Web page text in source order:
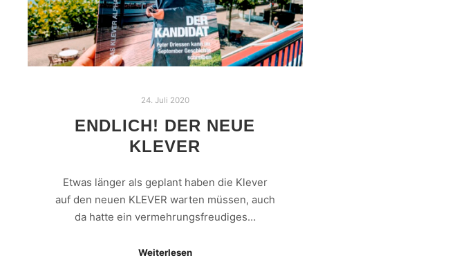
24. Juli 2020
ENDLICH! DER NEUE
KLEVER
Etwas länger als geplant haben die Klever
auf den neuen KLEVER warten müssen, auch
da hatte ein vermehrungsfreudiges…
Weiterlesen